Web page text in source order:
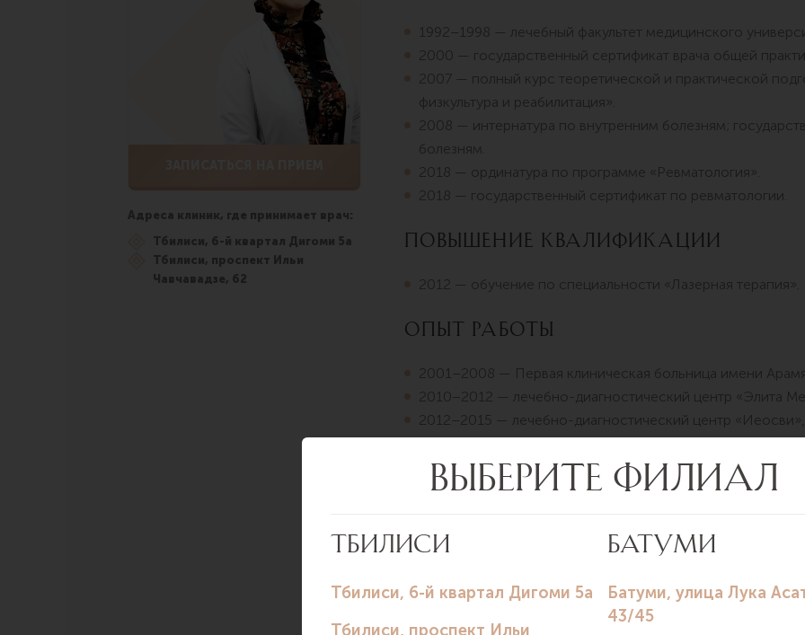
Адреса клиник, где принимает врач:
Тбилиси, 6-й квартал Дигоми 5а
Тбилиси, проспект Ильи
Чавчавадзе, 62
1992–1998 — лечебный факультет медицинского
2000 — государственный сертификат врача общей
2007 — полный курс теоретической и практической
физкультура и реабилитация».
2008 — интернатура по внутренним болезням;
болезням.
2018 — ординатура по программе «Ревматология».
2018 — государственный сертификат по ревматологии.
Повышение квалификации
2012 — обучение по специальности «Лазерная терапия».
Опыт работы
2001–2008 — Первая клиническая больница имени
2010–2012 — лечебно-диагностический центр «Элита
2012–2015 — лечебно-диагностический центр «Иеосви»,
2012–2023 — лечебно-диагностический центр «Хера-
2015–2023 — Центральная больница Тбилиси, терапевт,
2023 — настоящее время — многопрофильная клиника
Проводит диагностику и лечение
Диагностика и лечение ревматологических
заболевания соединительной ткани).
Ведение пациентов с хроническими заболеваниями